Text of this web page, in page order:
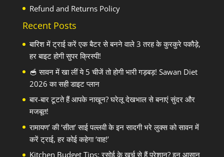
Refund and Returns Policy
Recent Posts
बारिश में ट्राई करें एक बैटर से बनने वाले 3 तरह के कुरकुरे पकौड़े,
हर बाइट होगी सुपर क्रिस्पी!
🥣 सावन में खा लीं ये 5 चीजें तो होगी भारी गड़बड़! Sawan Diet
2026 का सही डाइट प्लान
बार-बार टूटते हैं आपके नाखून? घरेलू देखभाल से बनाएं सुंदर और
मजबूत!
रामायण’ की ‘सीता’ साई पल्लवी के इन सादगी भरे लुक्स को सावन में
करें ट्राई, हर कोई कहेगा ‘वाह!’
Kitchen Budget Tips: रसोई के खर्च से हैं परेशान? इन आसान